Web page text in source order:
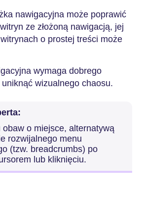
nawigacyjna może poprawić
ze złożoną nawigacją, jej
o prostej treści może
wymaga dobrego
wizualnego chaosu.
o miejsce, alternatywą
rozwijalnego menu
(tzw. breadcrumbs) po
lub kliknięciu.